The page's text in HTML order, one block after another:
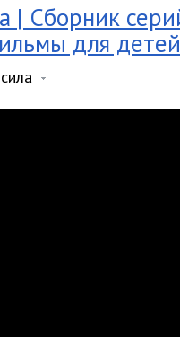
| Сборник
для детей